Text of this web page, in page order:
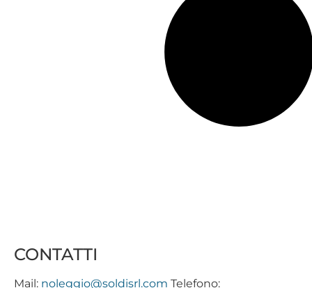
CONTATTI
Mail: noleggio@soldisrl.com Telefono: